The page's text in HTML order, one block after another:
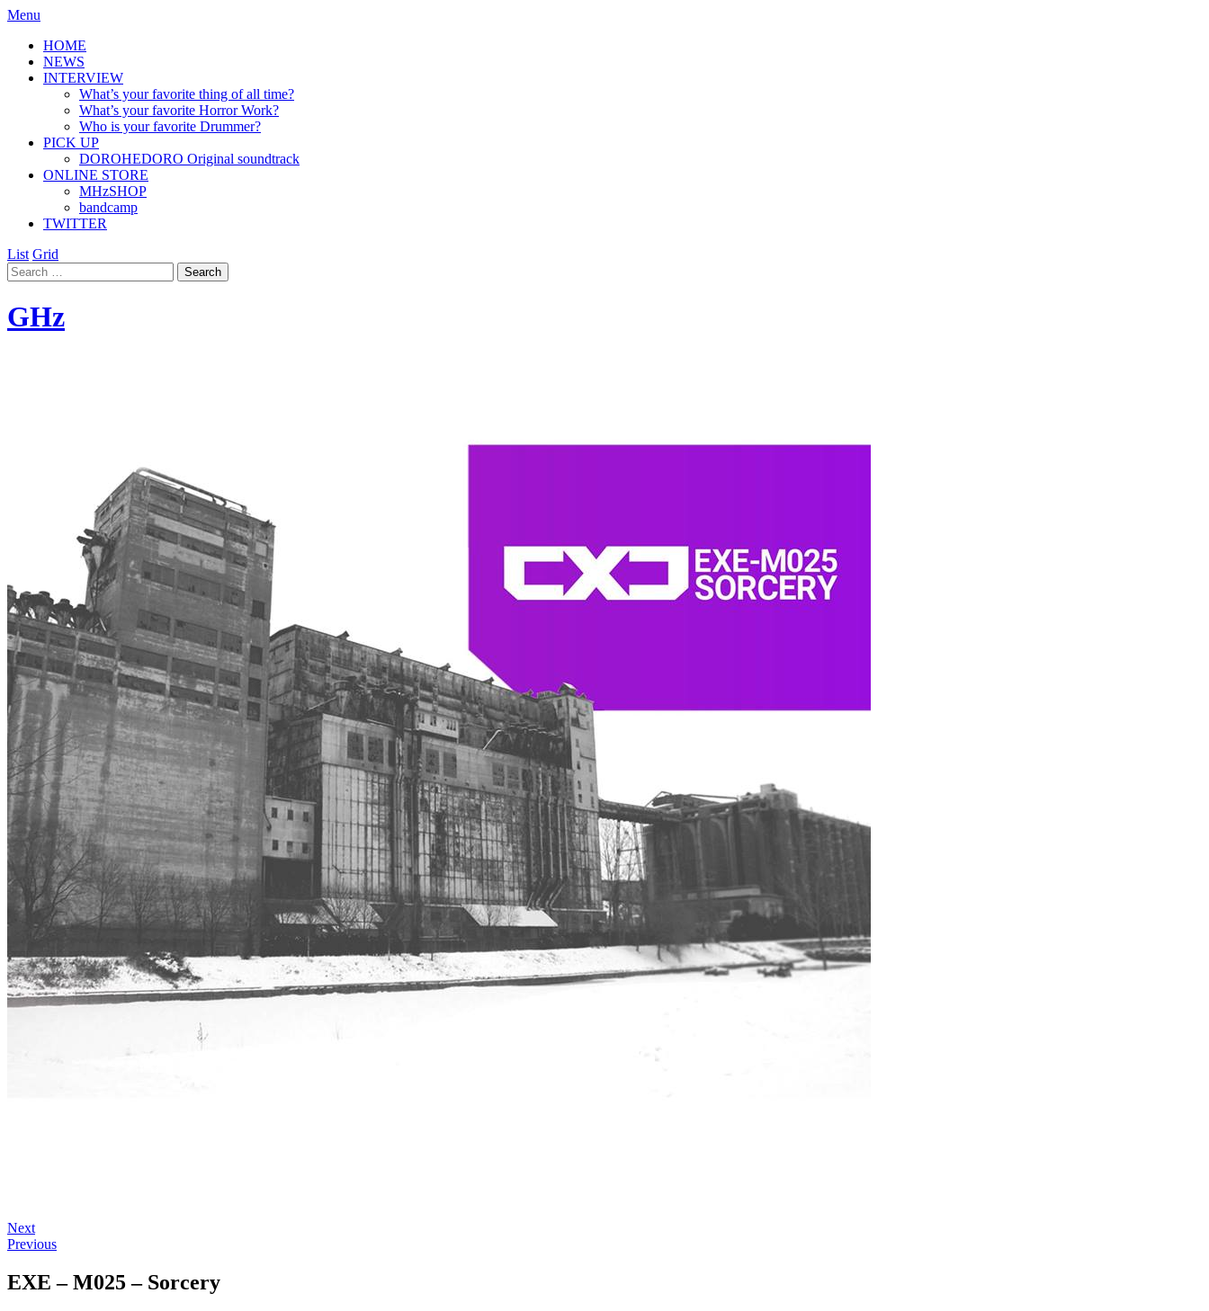
Menu
HOME
NEWS
INTERVIEW
What’s your favorite thing of all time?
What’s your favorite Horror Work?
Who is your favorite Drummer?
PICK UP
DOROHEDORO Original soundtrack
ONLINE STORE
MHzSHOP
bandcamp
TWITTER
List Grid
GHz
Next
Previous
EXE – M025 – Sorcery